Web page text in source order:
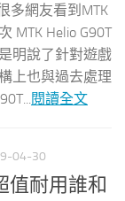
多網友看到MTK
MTK Helio G90T
明說了針對遊戲
上也與過去處理
閱讀全文
04-30
值耐用誰和